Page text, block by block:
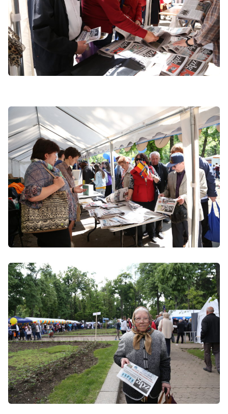
Trimite o informație
Despre ZdG
in English
на русском